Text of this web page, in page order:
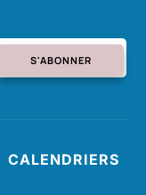
S'ABONNER
CALENDRIERS